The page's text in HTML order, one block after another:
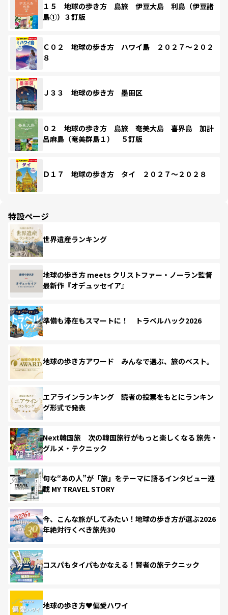
１５ 地球の歩き方 島旅 伊豆大島 利島（伊豆諸
島①）３訂版
Ｃ０２ 地球の歩き方 ハワイ島 ２０２７～２０２
８
Ｊ３３ 地球の歩き方 墨田区
０２ 地球の歩き方 島旅 奄美大島 喜界島 加計
呂麻島（奄美群島１） ５訂版
Ｄ１７ 地球の歩き方 タイ ２０２７～２０２８
特設ページ
世界遺産ランキング
地球の歩き方 meets クリストファー・ノーラン監督
最新作『オデュッセイア』
準備も滞在もスマートに！ トラベルハック2026
地球の歩き方アワード みんなで選ぶ、旅のベスト。
エアラインランキング 読者の投票をもとにランキン
グ形式で発表
Next韓国旅 次の韓国旅行がもっと楽しくなる 旅先・
グルメ・テクニック
旬な“あの人”が「旅」をテーマに語るインタビュー連
載 MY TRAVEL STORY
今、こんな旅がしてみたい！地球の歩き方が選ぶ2026
年絶対行くべき旅先30
コスパもタイパもかなえる！賢者の旅テクニック
地球の歩き方♥偏愛ハワイ